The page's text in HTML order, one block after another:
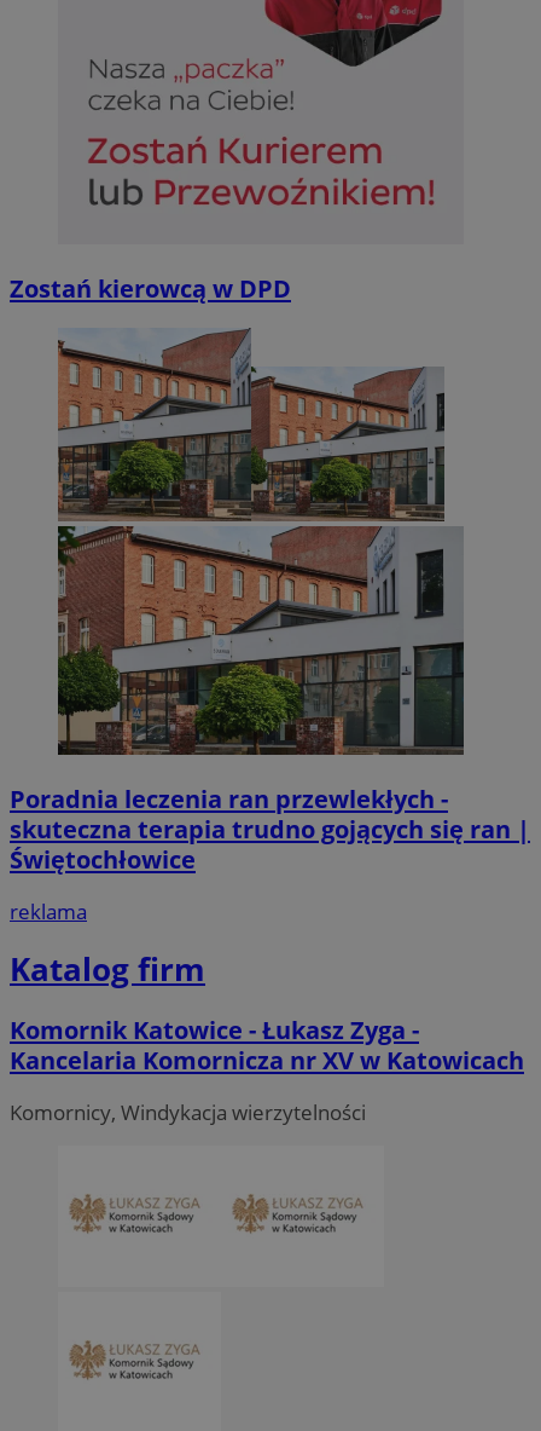
Zostań kierowcą w DPD
Poradnia leczenia ran przewlekłych -
skuteczna terapia trudno gojących się ran |
Świętochłowice
reklama
Katalog firm
Komornik Katowice - Łukasz Zyga -
Kancelaria Komornicza nr XV w Katowicach
Komornicy, Windykacja wierzytelności